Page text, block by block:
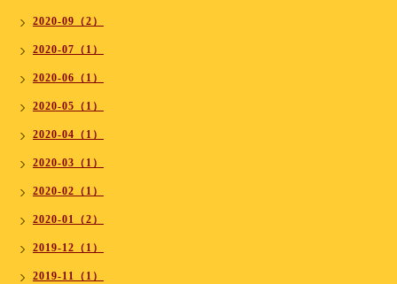
2020-09（2）
2020-07（1）
2020-06（1）
2020-05（1）
2020-04（1）
2020-03（1）
2020-02（1）
2020-01（2）
2019-12（1）
2019-11（1）